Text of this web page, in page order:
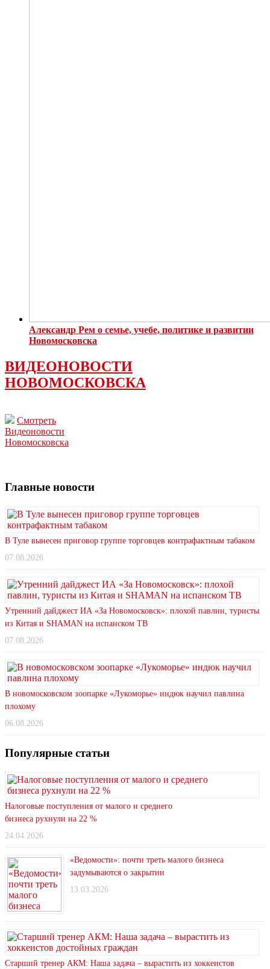
Александр Рем о семье, учебе, политике и развитии
Новомосковска
ВИДЕОНОВОСТИ
НОВОМОСКОВСКА
Смотреть
Видеоновости
Новомосковска
Главные новости
В Туле вынесен приговор группе торговцев контрафактным табаком
07.08.2026
Утренний дайджест ИА «За Новомосковск»: плохой павлин, туристы
из Китая и SHAMAN на испанском ТВ
07.08.2026
В новомосковском зоопарке «Лукоморье» индюк научил павлина
плохому
06.08.2026
Популярные статьи
Налоговые поступления от малого и среднего
бизнеса рухнули на 22 %
24.04.2026
«Ведомости»: почти треть малого бизнеса
задумываются о закрытии
13.03.2026
Старший тренер АКМ: Наша задача – вырастить из хоккеистов